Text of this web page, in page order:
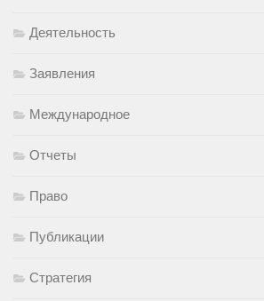
Деятельность
Заявления
Международное
Отчеты
Право
Публикации
Стратегия